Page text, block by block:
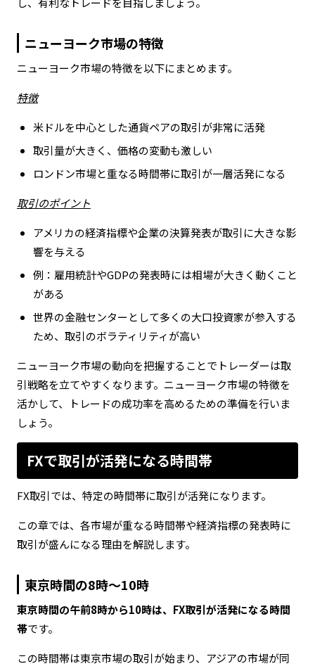
ニューヨーク市場の特徴
ニューヨーク市場の特徴を以下にまとめます。
特徴
米ドルを中心とした通貨ペアの取引が非常に活発
取引量が大きく、価格の変動も激しい
ロンドン市場と重なる時間帯に取引が一層活発になる
取引のポイント
アメリカの経済指標や企業の決算発表が取引に大きな影
響を与える
例：雇用統計やGDPの発表時には相場が大きく動くこと
がある
世界の金融センターとして多くの大口投資家が参入する
ため、取引のボラティリティが高い
ニューヨーク市場の動向を把握することでトレーダーは取
引戦略を立てやすくなります。ニューヨーク市場の特徴を
活かして、トレードの成功率を高めるための準備を行いま
しょう。
FXで取引が活発になる時間帯
FX取引では、特定の時間帯に取引が活発になります。
この章では、各市場が重なる時間帯や経済指標の発表時に
取引が盛んになる理由を解説します。
東京時間の8時～10時
東京時間の午前8時から10時は、FX取引が活発になる時間
帯です。
この時間帯は東京市場の取引が始まり、アジアの市場が同